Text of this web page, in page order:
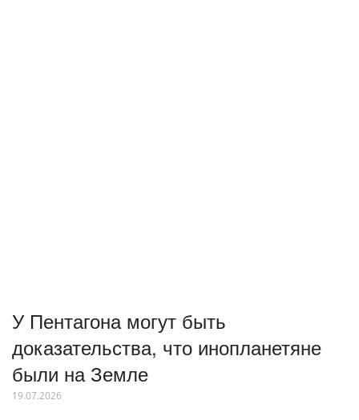
У Пентагона могут быть
доказательства, что инопланетяне
были на Земле
19.07.2026